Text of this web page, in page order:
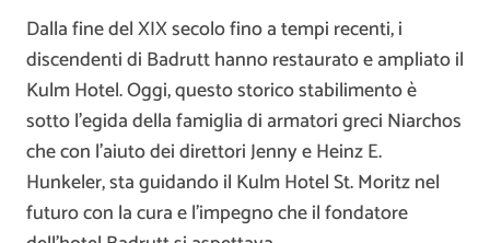
Dalla fine del XIX secolo fino a tempi recenti, i
discendenti di Badrutt hanno restaurato e ampliato il
Kulm Hotel. Oggi, questo storico stabilimento è
sotto l’egida della famiglia di armatori greci Niarchos
che con l’aiuto dei direttori Jenny e Heinz E.
Hunkeler, sta guidando il Kulm Hotel St. Moritz nel
futuro con la cura e l’impegno che il fondatore